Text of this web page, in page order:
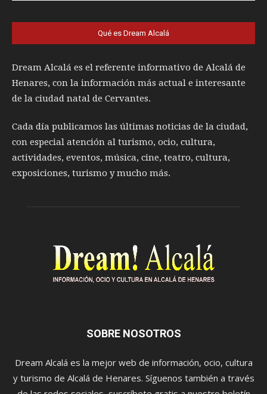
Qué es Dream Alcalá
Dream Alcalá es el referente informativo de Alcalá de
Henares, con la información más actual e interesante
de la ciudad natal de Cervantes.
Cada día publicamos las últimas noticias de la ciudad,
con especial atención al turismo, ocio, cultura,
actividades, eventos, música, cine, teatro, cultura,
exposiciones, turismo y mucho más.
SOBRE NOSOTROS
Dream Alcalá es la mejor web de información, ocio, cultura
y turismo de Alcalá de Henares. Síguenos también a través